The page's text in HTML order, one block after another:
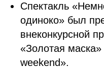
Спектакль
одиноко» был
внеконкурсной
«Золотая
weekend».